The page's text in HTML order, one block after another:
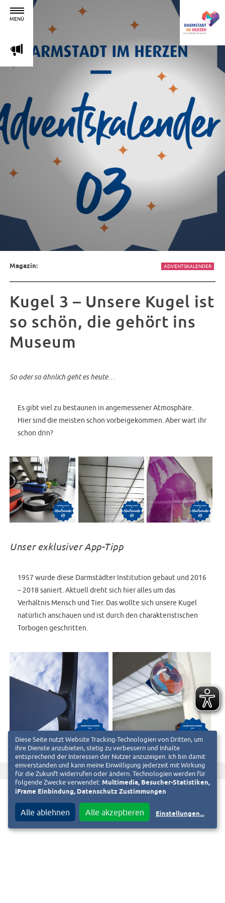
MENÜ
m
Magazin: ADVENTSKALENDER
Kugel 3 – Unsere Kugel ist
so schön, die gehört ins
Museum
So oder so ähnlich geht es heute…
Es gibt viel zu bestaunen in angemessener Atmosphäre.
Hier sind die meisten schon vorbeigekommen. Aber wart ihr
schon drin?
Unser exklusiver App-Tipp
1957 wurde diese Darmstädter Institution gebaut und 2016
– 2018 saniert. Aktuell dreht sich hier alles um das
Verhältnis Mensch und Tier. Das wollte sich unsere Kugel
natürlich anschauen und ist durch den charakteristischen
Torbogen geschritten.
Diesen Beitrag teilen auf f T
Diese Seite nutzt Website Tracking-Technologien von Dritten, um
ihre Dienste anzubieten, stetig zu verbessern und Inhalte
entsprechend der Interessen der Nutzer anzuzeigen. Ich bin damit
einverstanden und kann meine Einwilligung jederzeit mit Wirkung
für die Zukunft widerrufen oder ändern. Technologien werden für
folgende Zwecke verwendet: Multimedia, Besucher-Statistiken,
iFrame Einbindung, Datenschutz Zustimmungen
Alle ablehnen Alle akzeptieren Einstellungen...